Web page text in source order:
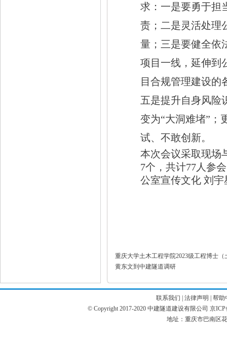
求：一是要勇于担
责；二是灵活处理
量；三是要健全依
项目一线，延伸到
目合规管理建设的
五是提升自身风险
变为“大洞难堵”；
试、不敢创新。
本次会议采取现场
7个，共计77人参
公室宣传文化 刘宇
重庆大学土木工程学院2023级工程博士
黄东文到中建隧道调研
联系我们 法律声明
帮助
© Copyright 2017-2020 中建隧道建设有限公司 京ICP
地址：重庆市巴南区